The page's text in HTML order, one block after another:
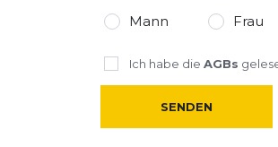
Mann Frau
Ich habe die AGBs
SENDEN